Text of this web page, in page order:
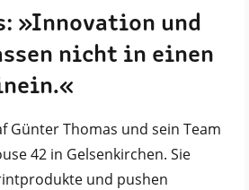
»Innovation und
nicht in einen
Günter Thomas und sein Team
42 in Gelsenkirchen. Sie
und pushen